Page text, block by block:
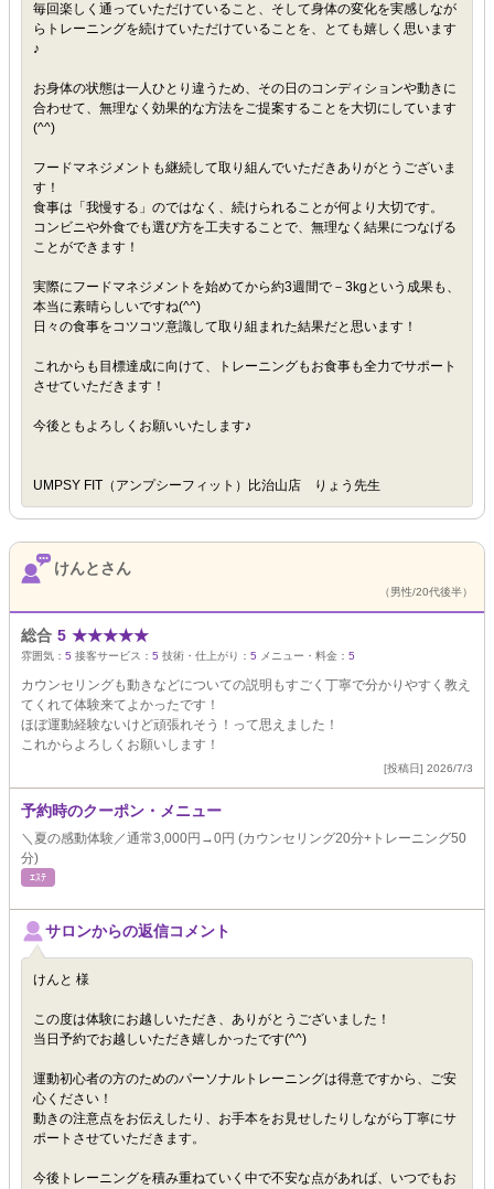
毎回楽しく通っていただけていること、そして身体の変化を実感しなが
らトレーニングを続けていただけていることを、とても嬉しく思います
♪
お身体の状態は一人ひとり違うため、その日のコンディションや動きに
合わせて、無理なく効果的な方法をご提案することを大切にしています
(^^)
フードマネジメントも継続して取り組んでいただきありがとうございま
す！
食事は「我慢する」のではなく、続けられることが何より大切です。
コンビニや外食でも選び方を工夫することで、無理なく結果につなげる
ことができます！
実際にフードマネジメントを始めてから約3週間で－3kgという成果も、
本当に素晴らしいですね(^^)
日々の食事をコツコツ意識して取り組まれた結果だと思います！
これからも目標達成に向けて、トレーニングもお食事も全力でサポート
させていただきます！
今後ともよろしくお願いいたします♪
UMPSY FIT（アンプシーフィット）比治山店 りょう先生
けんとさん
（男性/20代後半）
総合 5 ★★★★★
雰囲気： 5 接客サービス： 5 技術・仕上がり： 5 メニュー・料金： 5
カウンセリングも動きなどについての説明もすごく丁寧で分かりやすく教え
てくれて体験来てよかったです！
ほぼ運動経験ないけど頑張れそう！って思えました！
これからよろしくお願いします！
[投稿日] 2026/7/3
予約時のクーポン・メニュー
＼夏の感動体験／通常3,000円→0円 (カウンセリング20分+トレーニング50
分)
ｴｽﾃ
サロンからの返信コメント
けんと 様
この度は体験にお越しいただき、ありがとうございました！
当日予約でお越しいただき嬉しかったです(^^)
運動初心者の方のためのパーソナルトレーニングは得意ですから、ご安
心ください！
動きの注意点をお伝えしたり、お手本をお見せしたりしながら丁寧にサ
ポートさせていただきます。
今後トレーニングを積み重ねていく中で不安な点があれば、いつでもお